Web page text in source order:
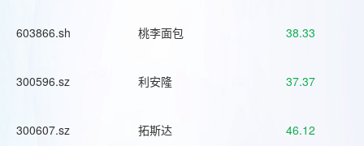
603866.sh 桃李面包 38.33
300596.sz 利安隆 37.37
300607.sz 拓斯达 46.12